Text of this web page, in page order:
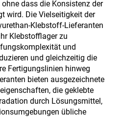
dass die Konsistenz der
wird. Die Vielseitigkeit der
Klebstoff-Lieferanten
Klebstofflager zu
und
und gleichzeitig die
Fertigungslinien hinweg
bieten ausgezeichnete
die geklebte
durch Lösungsmittel,
übliche